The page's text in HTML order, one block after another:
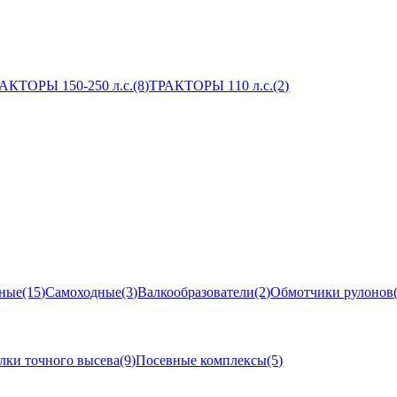
150-250 л.с.(8)ТРАКТОРЫ 110 л.с.(2)
(15)Самоходные(3)Валкообразователи(2)Обмотчики рулонов
точного высева(9)Посевные комплексы(5)